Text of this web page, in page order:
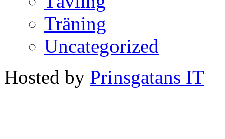
Träning
Uncategorized
Hosted by Prinsgatans IT